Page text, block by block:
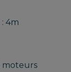
4m
moteurs